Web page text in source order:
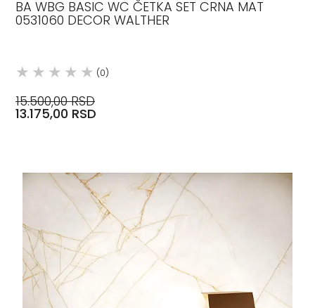
BA WBG BASIC WC ČETKA SET CRNA MAT
0531060 DECOR WALTHER
(0)
15.500,00 RSD
13.175,00 RSD